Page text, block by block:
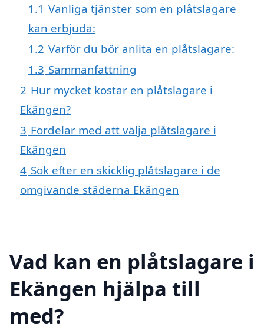
1.1 Vanliga tjänster som en plåtslagare
kan erbjuda:
1.2 Varför du bör anlita en plåtslagare:
1.3 Sammanfattning
2 Hur mycket kostar en plåtslagare i
Ekängen?
3 Fördelar med att välja plåtslagare i
Ekängen
4 Sök efter en skicklig plåtslagare i de
omgivande städerna Ekängen
Vad kan en plåtslagare i
Ekängen hjälpa till
med?